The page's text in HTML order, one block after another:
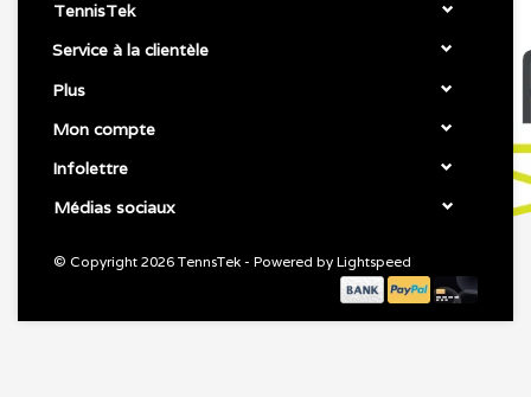
TennisTek
Service à la clientèle
Plus
Mon compte
Infolettre
Médias sociaux
© Copyright 2026 TennsTek - Powered by Lightspeed